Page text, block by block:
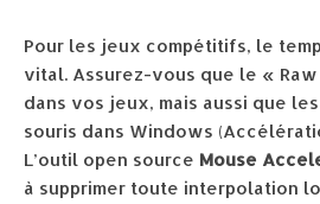
Pour les jeux compétitifs, le
vital. Assurez-vous que le «
dans vos jeux, mais aussi que
souris dans Windows
L’outil open source Mouse
à supprimer toute interpolation